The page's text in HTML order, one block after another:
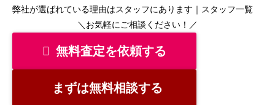
弊社が選ばれている理由はスタッフにあります｜ スタッフ一覧
＼お気軽にご相談ください！／
無料査定を依頼する
まずは無料相談する